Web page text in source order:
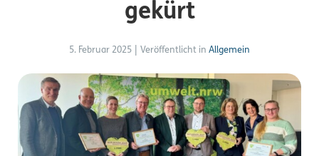
gekürt
5. Februar 2025 Veröffentlicht in Allgemein